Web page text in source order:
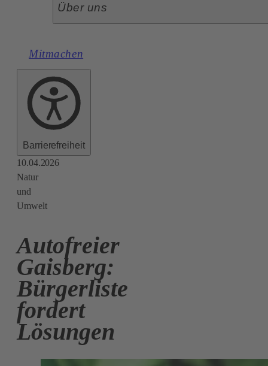
Über uns
Mitmachen
Barrierefreiheit
10.04.2026
Natur
und
Umwelt
Autofreier
Gaisberg:
Bürgerliste
fordert
Lösungen